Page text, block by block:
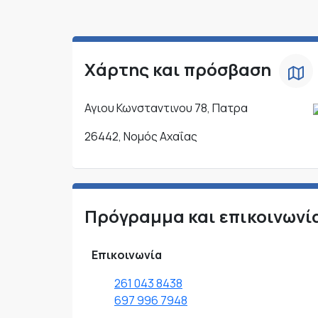
Χάρτης και πρόσβαση
Αγιου Κωνσταντινου 78, Πατρα
26442, Νομός Αχαΐας
Πρόγραμμα και
Επικοινωνία
261 043 8438
697 996 7948